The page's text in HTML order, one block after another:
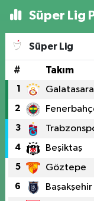
Süper Lig
Süper Lig
# Takım
1
2
3
4 Beşiktaş
5 Göztepe
6 Başakşehir